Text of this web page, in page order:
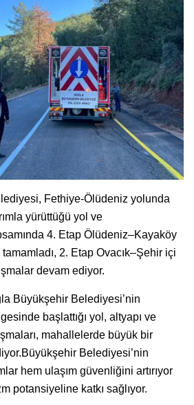
Fethiye-Ölüdeniz yolunda
yürüttüğü yol ve
4. Etap Ölüdeniz–Kayaköy
tamamladı, 2. Etap Ovacık–Şehir içi
devam ediyor.
Büyükşehir Belediyesi’nin
başlattığı yol, altyapı ve
mahallelerde büyük bir
Belediyesi’nin
hem ulaşım güvenliğini artırıyor
potansiyeline katkı sağlıyor.